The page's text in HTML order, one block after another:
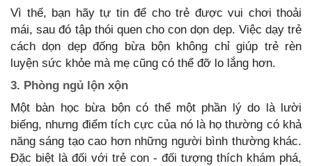
Vì thế, bạn hãy tự tin để cho trẻ được vui chơi thoải
mái, sau đó tập thói quen cho con dọn dẹp. Việc dạy trẻ
cách dọn dẹp đống bừa bộn không chỉ giúp trẻ rèn
luyện sức khỏe mà mẹ cũng có thể đỡ lo lắng hơn.
3. Phòng ngủ lộn xộn
Một bàn học bừa bộn có thể một phần lý do là lười
biếng, nhưng điểm tích cực của nó là họ thường có khả
năng sáng tạo cao hơn những người bình thường khác.
Đặc biệt là đối với trẻ con - đối tượng thích khám phá,